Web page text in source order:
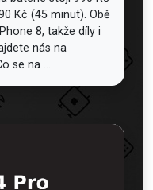
Kč (45 minut). Obě
8, takže díly i
nás na
se na ...